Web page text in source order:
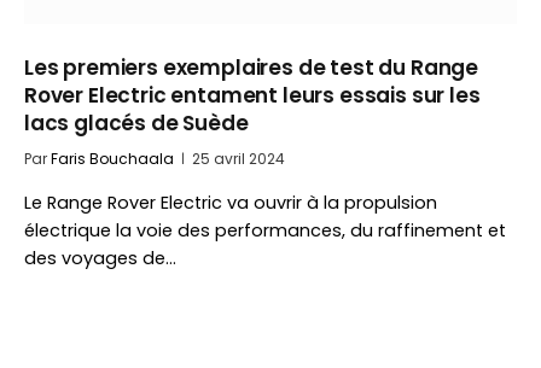
Les premiers exemplaires de test du Range
Rover Electric entament leurs essais sur les
lacs glacés de Suède
ParFaris Bouchaala 25 avril 2024
Le Range Rover Electric va ouvrir à la propulsion
électrique la voie des performances, du raffinement et
des voyages de…